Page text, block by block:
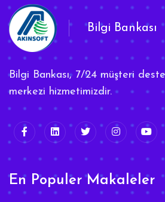
Bilgi Bankası
Bilgi Bankası, 7/24 müşteri
merkezi hizmetimizdir.
En Populer Makaleler